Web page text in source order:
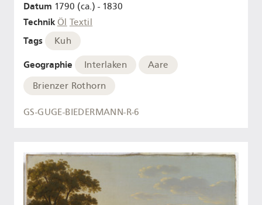
Datum 1790 (ca.) - 1830
Technik Öl Textil
Tags Kuh
Geographie Interlaken
Aare
Brienzer Rothorn
GS-GUGE-BIEDERMANN-R-6